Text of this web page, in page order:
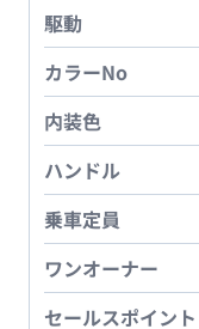
駆動
カラーNo
内装色
ハンドル
乗車定員
ワンオーナー
セールスポイント